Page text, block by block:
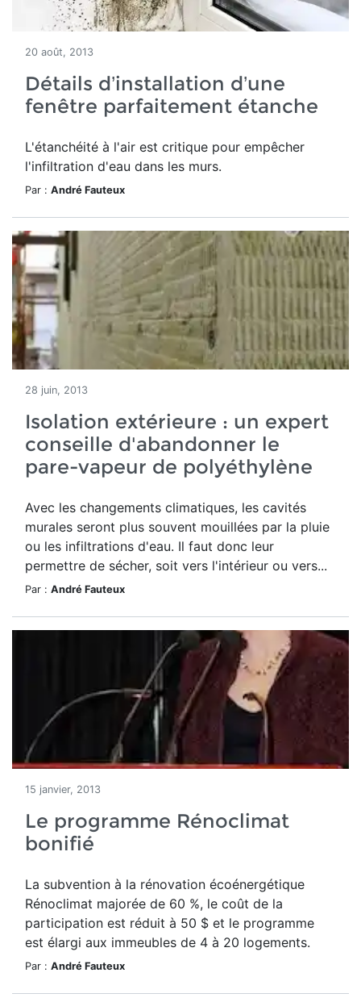
20 août, 2013
Détails d’installation d’une
fenêtre parfaitement étanche
L'étanchéité à l'air est critique pour empêcher
l'infiltration d'eau dans les murs.
Par : André Fauteux
28 juin, 2013
Isolation extérieure : un expert
conseille d'abandonner le
pare-vapeur de polyéthylène
Avec les changements climatiques, les cavités
murales seront plus souvent mouillées par la pluie
ou les infiltrations d'eau. Il faut donc leur
permettre de sécher, soit vers l'intérieur ou vers...
Par : André Fauteux
15 janvier, 2013
Le programme Rénoclimat
bonifié
La subvention à la rénovation écoénergétique
Rénoclimat majorée de 60 %, le coût de la
participation est réduit à 50 $ et le programme
est élargi aux immeubles de 4 à 20 logements.
Par : André Fauteux